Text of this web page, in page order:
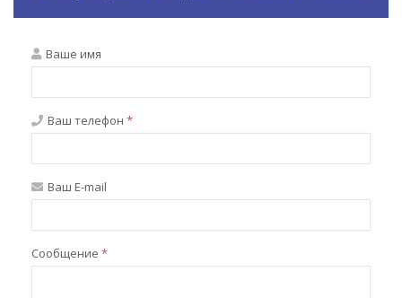
Ваше имя
Ваш телефон *
Ваш E-mail
Сообщение *